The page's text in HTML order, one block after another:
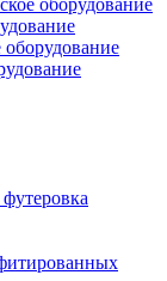
оборудование
оборудование